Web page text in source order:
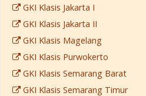
GKI Klasis Jakarta I
GKI Klasis Jakarta II
GKI Klasis Magelang
GKI Klasis Purwokerto
GKI Klasis Semarang Barat
GKI Klasis Semarang Timur